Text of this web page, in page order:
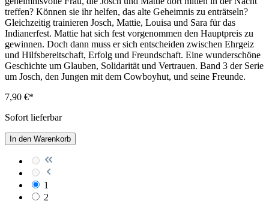
treffen? Können sie ihr helfen, das alte Geheimnis zu enträtseln?
Gleichzeitig trainieren Josch, Mattie, Louisa und Sara für das
Indianerfest. Mattie hat sich fest vorgenommen den Hauptpreis zu
gewinnen. Doch dann muss er sich entscheiden zwischen Ehrgeiz
und Hilfsbereitschaft, Erfolg und Freundschaft. Eine wunderschöne
Geschichte um Glauben, Solidarität und Vertrauen. Band 3 der Serie
um Josch, den Jungen mit dem Cowboyhut, und seine Freunde.
7,90 €*
Sofort lieferbar
In den Warenkorb
1
2